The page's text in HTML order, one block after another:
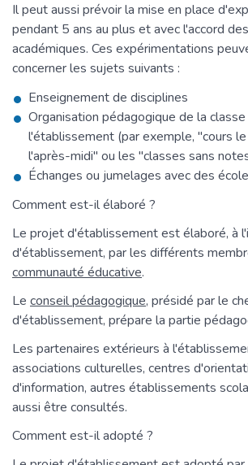
Il peut aussi prévoir la mise en place
pendant 5 ans au plus et avec l'accord
académiques. Ces expérimentations
concerner les sujets suivants :
Enseignement de disciplines
Organisation pédagogique de la
l'établissement (par exemple, "cours
l'après-midi" ou les "classes sans
Échanges ou jumelages avec des
Comment est-il élaboré ?
Le projet d'établissement est élaboré, à
d'établissement, par les différents
communauté éducative.
Le conseil pédagogique, présidé par le
d'établissement, prépare la partie
Les partenaires extérieurs à
associations culturelles, centres
d'information, autres établissements
aussi être consultés.
Comment est-il adopté ?